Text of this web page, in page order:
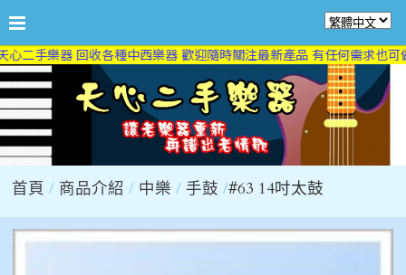
二手樂器 回收各種中西樂器 歡迎隨時關注最新產品 有任何需求也可
首頁 商品介紹 中樂 手鼓 #63 14吋太鼓